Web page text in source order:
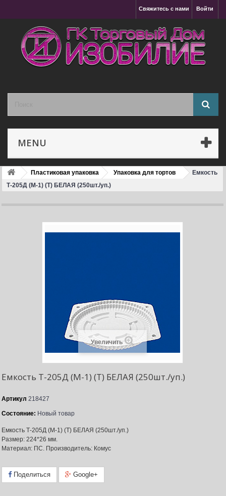
Войти
Свяжитесь с нами
MENU
Пластиковая упаковка Упаковка для тортов
Емкость
Т-205Д (М-1) (Т) БЕЛАЯ (250шт./уп.)
Увеличить
Емкость Т-205Д (М-1) (Т) БЕЛАЯ (250шт./уп.)
Артикул 218427
Состояние: Новый товар
Емкость Т-205Д (М-1) (Т) БЕЛАЯ (250шт./уп.)
Размер: 224*26 мм.
Материал: ПС. Производитель: Комус
Поделиться Google+